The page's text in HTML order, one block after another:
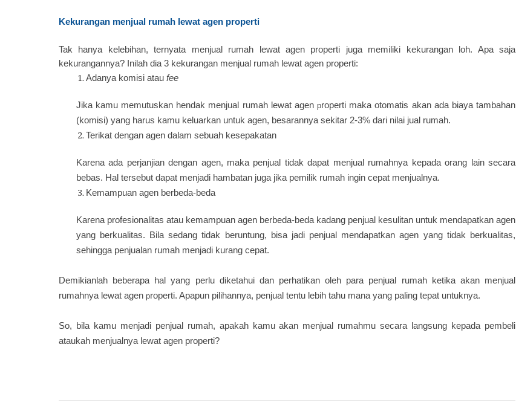
Kekurangan menjual rumah lewat agen properti
Tak hanya kelebihan, ternyata menjual rumah lewat agen properti juga memiliki kekurangan loh. Apa saja
kekurangannya? Inilah dia 3 kekurangan menjual rumah lewat agen properti:
Adanya komisi atau fee
Jika kamu memutuskan hendak menjual rumah lewat agenproperti maka otomatis akan ada biaya tambahan
(komisi) yang harus kamu keluarkan untuk agen, besarannya sekitar 2-3% dari nilai jual rumah.
Terikat dengan agen dalam sebuah kesepakatan
Karena ada perjanjian dengan agen, maka penjual tidak dapat menjual rumahnya kepada orang lain secara
bebas. Hal tersebut dapat menjadi hambatan juga jika pemilik rumah ingin cepat menjualnya.
Kemampuan agen berbeda-beda
Karena profesionalitas atau kemampuan agen berbeda-beda kadang penjual kesulitan untuk mendapatkan agen
yang berkualitas. Bila sedang tidak beruntung, bisa jadi penjual mendapatkan agen yang tidak berkualitas,
sehingga penjualan rumah menjadi kurang cepat.
Demikianlah beberapa hal yang perlu diketahui dan perhatikanoleh para penjual rumahketika akan menjual
rumahnya lewat agen properti. Apapun pilihannya, penjual tentu lebih tahu mana yang paling tepat untuknya.
So, bila kamu menjadi penjual rumah, apakah kamu akan menjual rumahmu secara langsung kepada pembeli
ataukah menjualnya lewat agen properti?